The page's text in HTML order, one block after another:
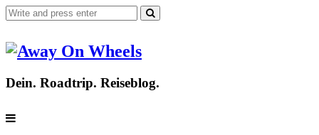
Dein. Roadtrip. Reiseblog.